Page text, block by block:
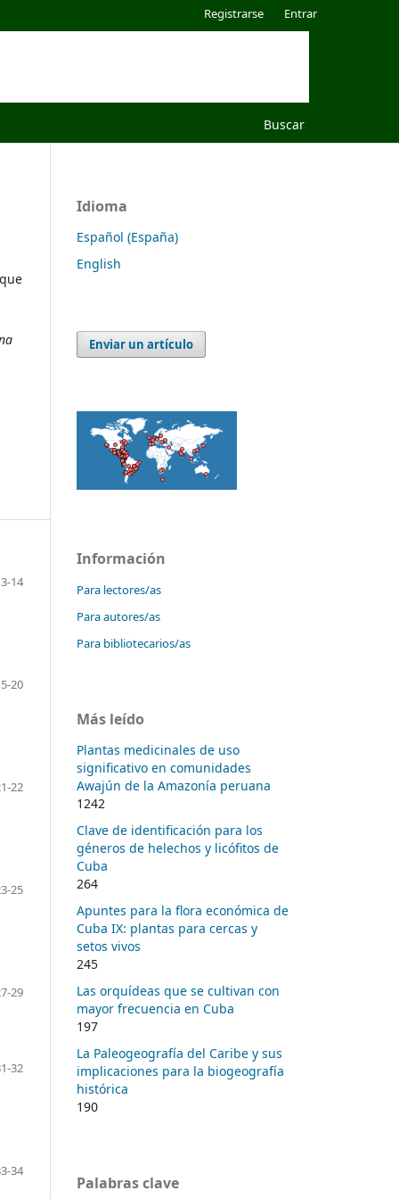
Buscar
Registrarse Entrar
3-14
20
22
25
29
32
34
Idioma
Español (España)
English
Enviar un artículo
Información
Para lectores/as
Para autores/as
Para bibliotecarios/as
Más leído
Plantas medicinales de uso
significativo en comunidades
Awajún de la Amazonía peruana
1242
Clave de identificación para los
géneros de helechos y licófitos de
Cuba
264
Apuntes para la flora económica de
Cuba IX: plantas para cercas y
setos vivos
245
Las orquídeas que se cultivan con
mayor frecuencia en Cuba
197
La Paleogeografía del Caribe y sus
implicaciones para la biogeografía
histórica
190
Palabras clave